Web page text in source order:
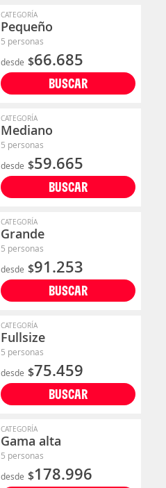
CATEGORÍA
Pequeño
5 personas
desde $66.685
BUSCAR
CATEGORÍA
Mediano
5 personas
desde $59.665
BUSCAR
CATEGORÍA
Grande
5 personas
desde $91.253
BUSCAR
CATEGORÍA
Fullsize
5 personas
desde $75.459
BUSCAR
CATEGORÍA
Gama alta
5 personas
desde $178.996